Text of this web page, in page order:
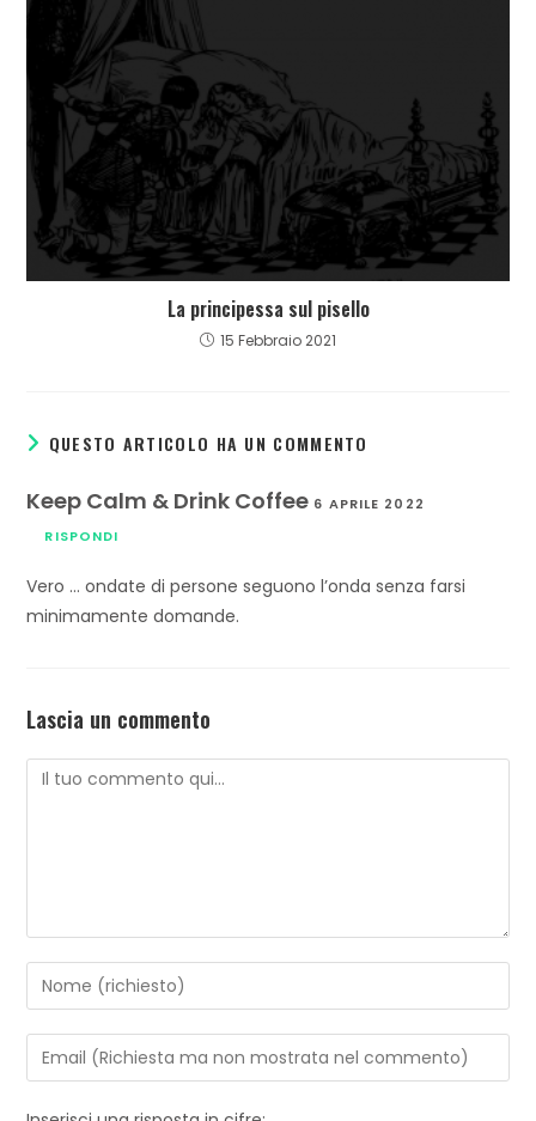
La principessa sul pisello
15 Febbraio 2021
QUESTO ARTICOLO HA UN COMMENTO
Keep Calm & Drink Coffee 6 APRILE 2022
RISPONDI
Vero … ondate di persone seguono l’onda senza farsi
minimamente domande.
Lascia un commento